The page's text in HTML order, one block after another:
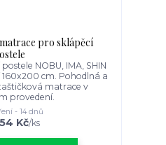
pro sklápěcí
NOBU, IMA, SHIN
160x200 cm. Pohodlná a
matrace v
provedení.
Kč/ks
- 14 dnů